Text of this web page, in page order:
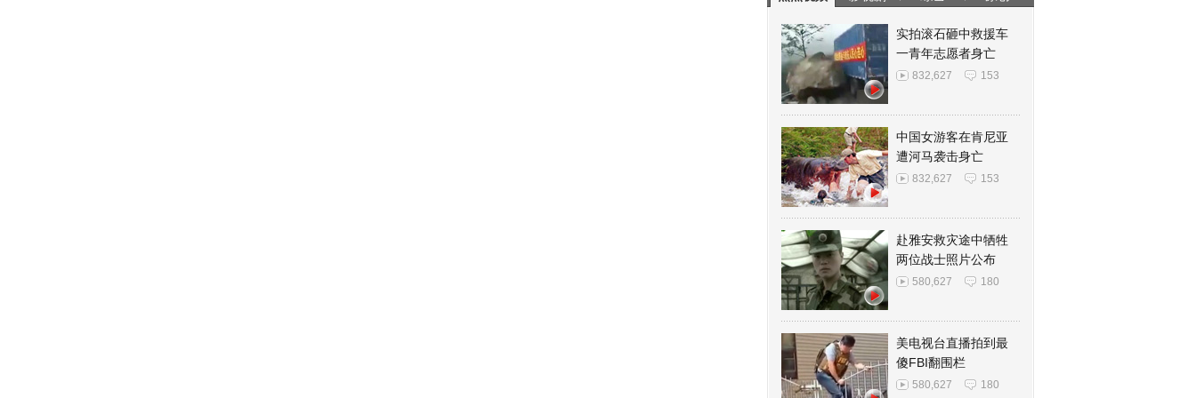
实拍滚石砸中救援车
一青年志愿者身亡
832,627 153
中国女游客在肯尼亚
遭河马袭击身亡
832,627 153
赴雅安救灾途中牺牲
两位战士照片公布
580,627 180
美电视台直播拍到最
傻FBI翻围栏
580,627 180